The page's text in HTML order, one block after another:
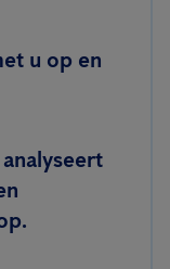
u op en